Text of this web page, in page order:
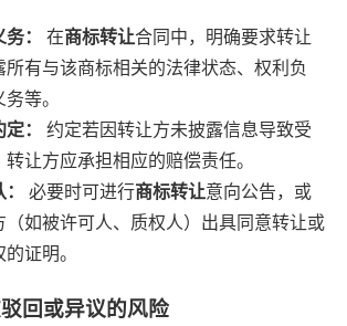
： 在商标转让合同中，明确要求转让
所有与该商标相关的法律状态、权利负
等。
：
约定若因转让方未披露信息导致受
让方应承担相应的赔偿责任。
必要时可进行商标转让意向公告，或
（如被许可人、质权人）出具同意转让或
证明。
回或异议的风险